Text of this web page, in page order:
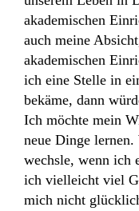
akademischen
auch meine
akademischen
ich eine Stelle in
bekäme, dann
Ich möchte mein
neue Dinge
wechsle, wenn ich
ich vielleicht viel
mich nicht